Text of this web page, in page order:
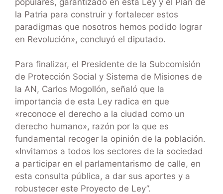
la Patria para construir y fortalecer estos
paradigmas que nosotros hemos podido lograr
en Revolución», concluyó el diputado.
Para finalizar, el Presidente de la Subcomisión
de Protección Social y Sistema de Misiones de
la AN, Carlos Mogollón, señaló que la
importancia de esta Ley radica en que
«reconoce el derecho a la ciudad como un
derecho humano», razón por la que es
fundamental recoger la opinión de la población.
«Invitamos a todos los sectores de la sociedad
a participar en el parlamentarismo de calle, en
esta consulta pública, a dar sus aportes y a
robustecer este Proyecto de Ley”.